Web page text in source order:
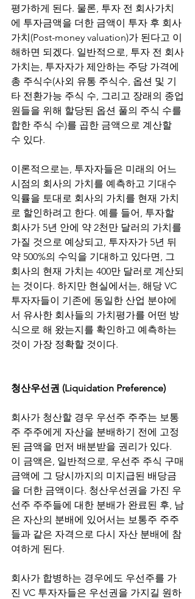
평가하게 된다. 물론, 투자 전 회사가치
에 투자금액을 더한 금액이 투자 후 회사
가치(Post-money valuation)가 된다고 이
해하면 되겠다. 일반적으로, 투자 전 회사
가치는, 투자자가 제안하는 주당 가격에
총 주식수(사외 유통 주식수, 옵션 및 기
타 전환가능 주식 수, 그리고 장래의 종업
원들을 위해 할당된 옵션 풀의 주식 수를
합한 주식 수)를 곱한 금액으로 계산할
수 있다.
이론적으로는, 투자자들은 미래의 어느
시점의 회사의 가치를 예측하고 기대수
익률을 토대로 회사의 가치를 현재 가치
로 할인하려고 한다. 예를 들어, 투자할
회사가 5년 안에 약 2천만 달러의 가치를
가질 것으로 예상되고, 투자자가 5년 뒤
약 500%의 수익을 기대하고 있다면, 그
회사의 현재 가치는 400만 달러로 계산되
는 것이다. 하지만 현실에서는, 해당 VC
투자자들이 기존에 동일한 산업 분야에
서 유사한 회사들의 가치평가를 어떤 방
식으로 해 왔는지를 확인하고 예측하는
것이 가장 정확할 것이다.
청산우선권 (Liquidation Preference)
회사가 청산할 경우 우선주 주주는 보통
주 주주에게 자산을 분배하기 전에 고정
된 금액을 먼저 배분받을 권리가 있다.
이 금액은, 일반적으로, 우선주 주식 구매
금액에 그 당시까지의 미지급된 배당금
을 더한 금액이다. 청산우선권을 가진 우
선주 주주들에 대한 분배가 완료된 후, 남
은 자산의 분배에 있어서는 보통주 주주
들과 같은 자격으로 다시 자산 분배에 참
여하게 된다.
회사가 합병하는 경우에도 우선주를 가
진 VC 투자자들은 우선권을 가지길 원하